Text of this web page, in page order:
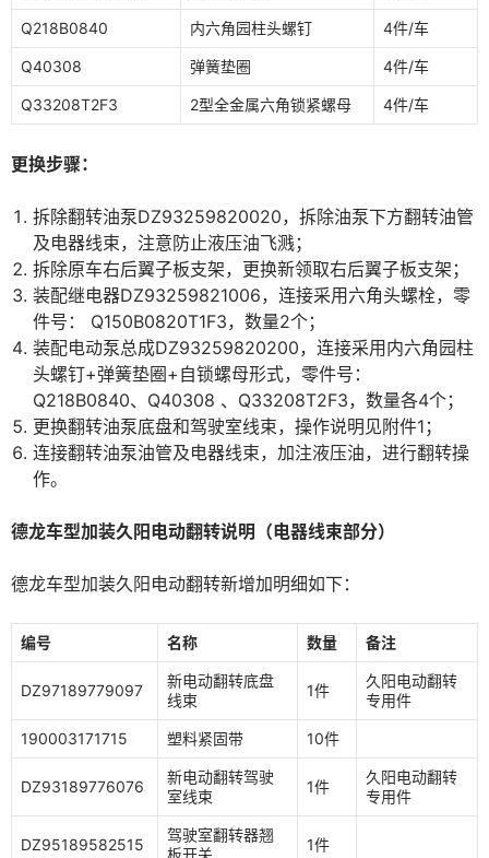
Q218B0840 内六角园柱头螺钉 4件/车
Q40308 弹簧垫圈 4件/车
Q33208T2F3 2型全金属六角锁紧螺母 4件/车
更换步骤：
拆除翻转油泵DZ93259820020，拆除油泵下方翻转油管
及电器线束，注意防止液压油飞溅；
拆除原车右后翼子板支架，更换新领取右后翼子板支架；
装配继电器DZ93259821006，连接采用六角头螺栓，零
件号： Q150B0820T1F3，数量2个；
装配电动泵总成DZ93259820200，连接采用内六角园柱
头螺钉+弹簧垫圈+自锁螺母形式，零件号：
Q218B0840、Q40308 、Q33208T2F3，数量各4个；
更换翻转油泵底盘和驾驶室线束，操作说明见附件1；
连接翻转油泵油管及电器线束，加注液压油，进行翻转操
作。
德龙车型加装久阳电动翻转说明（电器线束部分）
德龙车型加装久阳电动翻转新增加明细如下：
编号 名称 数量 备注
DZ97189779097
新电动翻转底盘
线束
1件
久阳电动翻转
专用件
190003171715 塑料紧固带 10件
DZ93189776076
新电动翻转驾驶
室线束
1件
久阳电动翻转
专用件
DZ95189582515
驾驶室翻转器翘
板开关
1件